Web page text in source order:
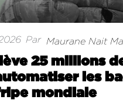
Par Maurane Nait
25 millions
les
mondiale